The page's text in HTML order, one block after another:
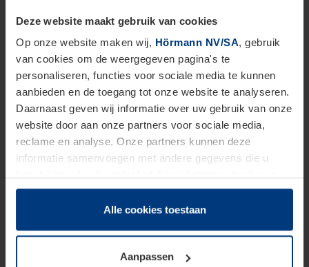
Deze website maakt gebruik van cookies
Op onze website maken wij, Hörmann NV/SA, gebruik
van cookies om de weergegeven pagina's te
personaliseren, functies voor sociale media te kunnen
aanbieden en de toegang tot onze website te analyseren.
Daarnaast geven wij informatie over uw gebruik van onze
website door aan onze partners voor sociale media,
reclame en analyse. Onze partners kunnen deze
informatie samenvoegen met andere gegevens die u
hun diensten hebben verzameld.
Juridisch hebben wij het recht om cookies op uw
van deze pagina's absoluut vereist is. Voor alle andere
soorten cookies is uw toestemming benodigd. Uw
Alle cookies toestaan
Aanpassen